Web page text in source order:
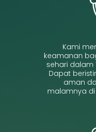
Kami
keamanan
sehari dalam
Dapat
aman
malamnya di